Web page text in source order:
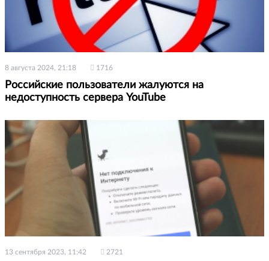
8 августа 2024, 21:18 1716
Российские пользователи жалуются на
недоступность сервера YouTube
13 сентября 2023, 11:42 2721